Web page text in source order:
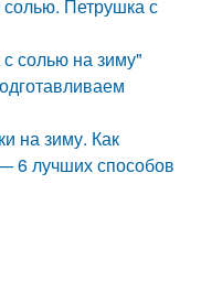
солью. Петрушка с
солью на зиму"
на зиму. Как
6 лучших способов